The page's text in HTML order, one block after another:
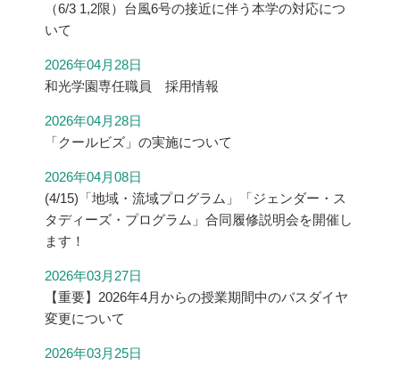
（6/3 1,2限）台風6号の接近に伴う本学の対応につ
いて
2026年04月28日
和光学園専任職員 採用情報
2026年04月28日
「クールビズ」の実施について
2026年04月08日
(4/15)「地域・流域プログラム」「ジェンダー・ス
タディーズ・プログラム」合同履修説明会を開催し
ます！
2026年03月27日
【重要】2026年4月からの授業期間中のバスダイヤ
変更について
2026年03月25日